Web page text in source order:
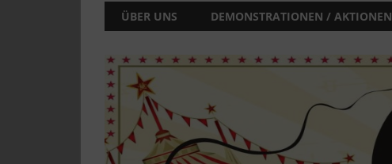
ÜBER UNS DEMONSTRATIONEN / AKTIONEN